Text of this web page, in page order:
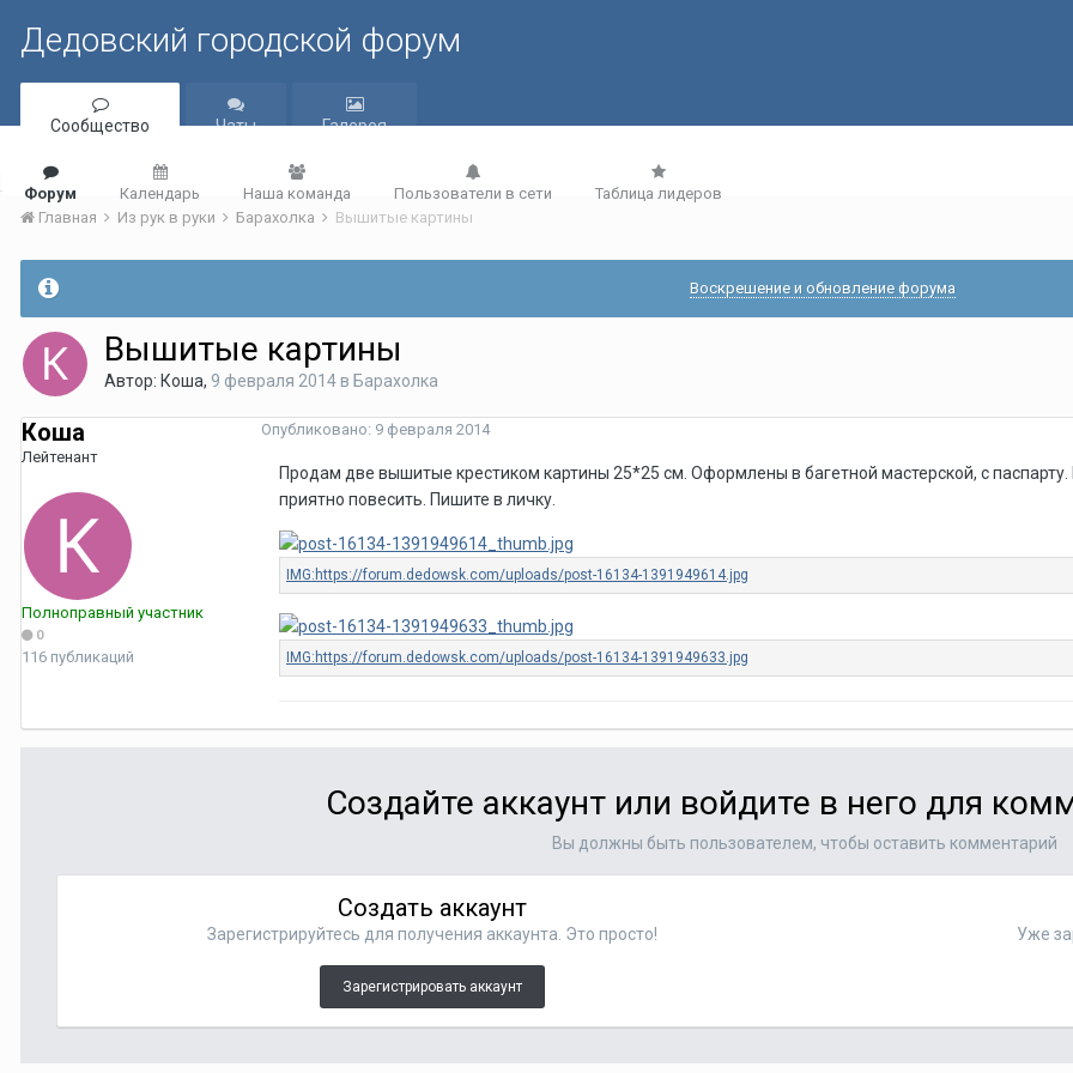
Дедовский городской форум
Сообщество
Форум Календарь Наша команда Пользователи в сети Таблица лидеров
Чаты Галерея
Главная Из рук в руки Барахолка Вышитые картины
Воскрешение и обновление форума
Вышитые картины
Автор: Коша, 9 февраля 2014в Барахолка
Коша
Лейтенант
Полноправный участник
0
116 публикаций
Опубликовано: 9 февраля 2014
Продам две вышитые крестиком картины 25*25 см. Оформлены в багетной мастерской, с
приятно повесить. Пишите в личку.
Создайте аккаунт или войдите в него для
Вы должны быть пользователем, чтобы оставить комментарий
Создать аккаунт
Зарегистрируйтесь для получения аккаунта. Это просто!
Зарегистрировать аккаунт
Уже